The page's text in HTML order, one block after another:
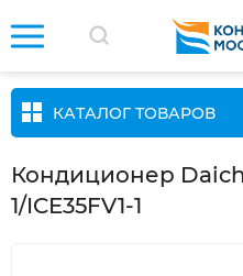
КАТАЛОГ ТОВАРОВ
Кондиционер
1/ICE35FV1-1